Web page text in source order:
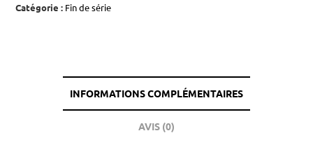
Catégorie : Fin de série
INFORMATIONS COMPLÉMENTAIRES
AVIS (0)